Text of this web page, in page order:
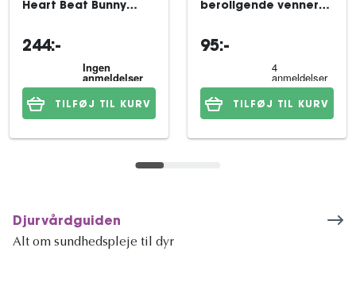
Heart Beat Bunny
244:-
TILFØJ TIL KURV
beroligende venner
95:-
TILFØJ TIL KURV
Djurvårdguiden
Alt om sundhedspleje til dyr